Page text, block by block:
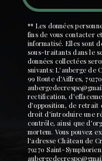
** Les données
fins de vous contacter
informatisé. Elles sont
sous-traitants dans le
données collectées
suivants: L'auberge de
99 Route d'Aiffres,
rectification,
d’opposition, de retrait
droit d’introduire une
contrôle, ainsi que
mortem. Vous pouvez
l'adresse Château de
79270 Saint-